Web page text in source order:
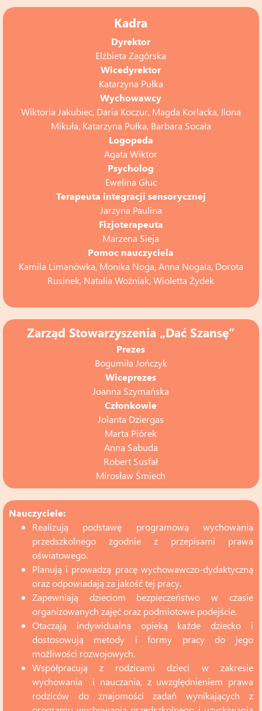
Kadra
Dyrektor
Elżbieta Zagórska
Wicedyrektor
Katarzyna Pułka
Wychowawcy
Wiktoria Jakubiec, Daria Koczur, Magda Korlacka, Ilona
Mikuła, Katarzyna Pułka, Barbara Socała
Logopeda
Agata Wiktor
Psycholog
Ewelina Głuc
Terapeuta integracji sensorycznej
Jarzyna Paulina
Fizjoterapeuta
Marzena Sieja
Pomoc nauczyciela
Kamila Limanówka, Monika Noga, Anna Nogala, Dorota
Rusinek, Natalia Woźniak, Wioletta Żydek
Zarząd Stowarzyszenia „Dać Szansę”
Prezes
Bogumiła Jończyk
Wiceprezes
Joanna Szymańska
Członkowie
Jolanta Dziergas
Marta Piórek
Anna Sabuda
Robert Susfał
Mirosław Śmiech
Nauczyciele:
Realizują podstawę programową wychowania
przedszkolnego zgodnie z przepisami prawa
oświatowego.
Planują i prowadzą pracę wychowawczo-dydaktyczną
oraz odpowiadają za jakość tej pracy.
Zapewniają dzieciom bezpieczeństwo w czasie
organizowanych zajęć oraz podmiotowe podejście.
Otaczają indywidualną opieką każde dziecko i
dostosowują metody i formy pracy do jego
możliwości rozwojowych.
Współpracują z rodzicami dzieci w zakresie
wychowania i nauczania, z uwzględnieniem prawa
rodziców do znajomości zadań wynikających z